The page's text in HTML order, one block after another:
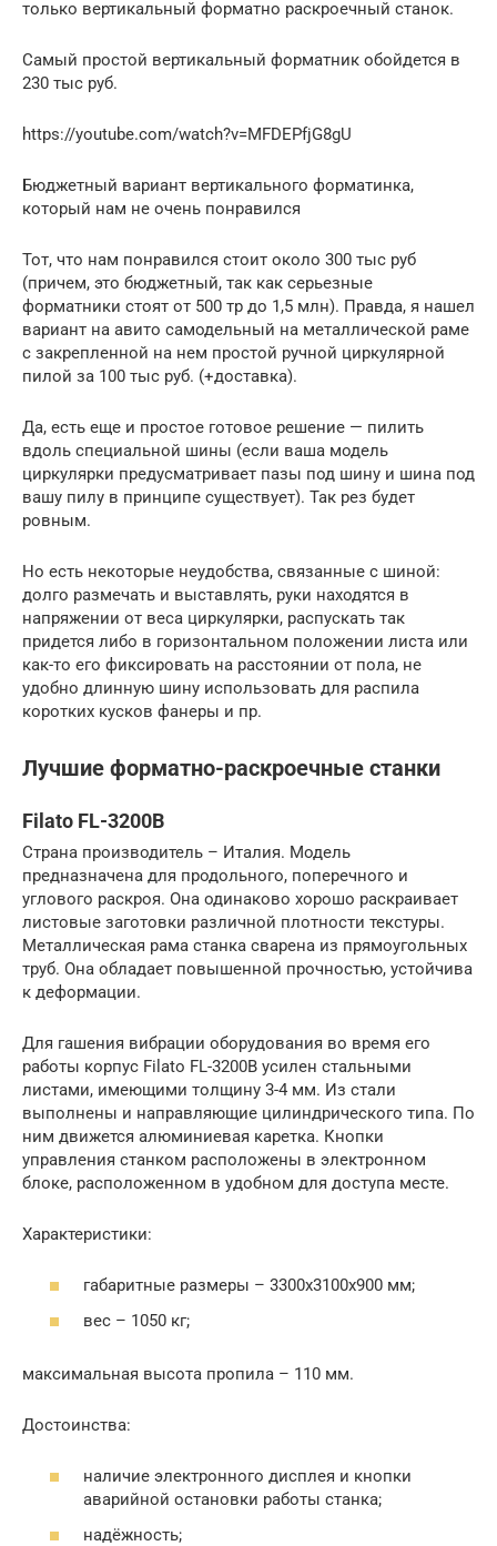
только вертикальный форматно раскроечный станок.
Самый простой вертикальный форматник обойдется в
230 тыс руб.
https://youtube.com/watch?v=MFDEPfjG8gU
Бюджетный вариант вертикального форматинка,
который нам не очень понравился
Тот, что нам понравился стоит около 300 тыс руб
(причем, это бюджетный, так как серьезные
форматники стоят от 500 тр до 1,5 млн). Правда, я нашел
вариант на авито самодельный на металлической раме
с закрепленной на нем простой ручной циркулярной
пилой за 100 тыс руб. (+доставка).
Да, есть еще и простое готовое решение — пилить
вдоль специальной шины (если ваша модель
циркулярки предусматривает пазы под шину и шина под
вашу пилу в принципе существует). Так рез будет
ровным.
Но есть некоторые неудобства, связанные с шиной:
долго размечать и выставлять, руки находятся в
напряжении от веса циркулярки, распускать так
придется либо в горизонтальном положении листа или
как-то его фиксировать на расстоянии от пола, не
удобно длинную шину использовать для распила
коротких кусков фанеры и пр.
Лучшие форматно-раскроечные станки
Filato FL-3200B
Страна производитель – Италия. Модель
предназначена для продольного, поперечного и
углового раскроя. Она одинаково хорошо раскраивает
листовые заготовки различной плотности текстуры.
Металлическая рама станка сварена из прямоугольных
труб. Она обладает повышенной прочностью, устойчива
к деформации.
Для гашения вибрации оборудования во время его
работы корпус Filato FL-3200B усилен стальными
листами, имеющими толщину 3-4 мм. Из стали
выполнены и направляющие цилиндрического типа. По
ним движется алюминиевая каретка. Кнопки
управления станком расположены в электронном
блоке, расположенном в удобном для доступа месте.
Характеристики:
габаритные размеры – 3300х3100х900 мм;
вес – 1050 кг;
максимальная высота пропила – 110 мм.
Достоинства:
наличие электронного дисплея и кнопки
аварийной остановки работы станка;
надёжность;